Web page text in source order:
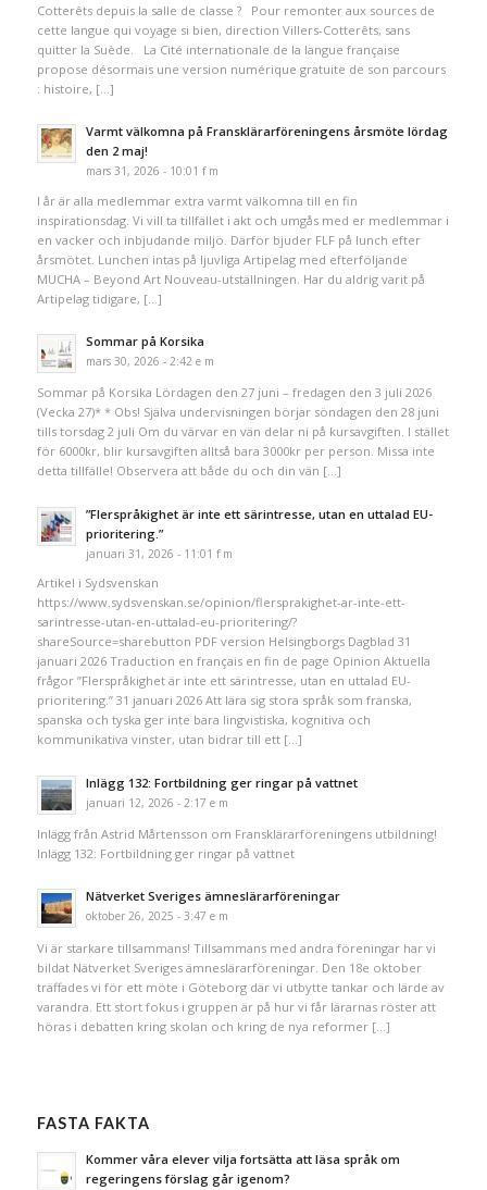
Cotterêts depuis la salle de classe ? Pour remonter aux sources de
cette langue qui voyage si bien, direction Villers-Cotterêts, sans
quitter la Suède. La Cité internationale de la langue française
propose désormais une version numérique gratuite de son parcours
: histoire, […]
Varmt välkomna på Fransklärarföreningens årsmöte lördag
den 2 maj!
mars 31, 2026 - 10:01 f m
I år är alla medlemmar extra varmt välkomna till en fin
inspirationsdag. Vi vill ta tillfället i akt och umgås med er medlemmar i
en vacker och inbjudande miljö. Därför bjuder FLF på lunch efter
årsmötet. Lunchen intas på ljuvliga Artipelag med efterföljande
MUCHA – Beyond Art Nouveau-utställningen. Har du aldrig varit på
Artipelag tidigare, […]
Sommar på Korsika
mars 30, 2026 - 2:42 e m
Sommar på Korsika Lördagen den 27 juni – fredagen den 3 juli 2026
(Vecka 27)* * Obs! Själva undervisningen börjar söndagen den 28 juni
tills torsdag 2 juli Om du värvar en vän delar ni på kursavgiften. I stället
för 6000kr, blir kursavgiften alltså bara 3000kr per person. Missa inte
detta tillfälle! Observera att både du och din vän […]
”Flerspråkighet är inte ett särintresse, utan en uttalad EU-
prioritering.”
januari 31, 2026 - 11:01 f m
Artikel i Sydsvenskan
https://www.sydsvenskan.se/opinion/flersprakighet-ar-inte-ett-
sarintresse-utan-en-uttalad-eu-prioritering/?
shareSource=sharebutton PDF version Helsingborgs Dagblad 31
januari 2026 Traduction en français en fin de page Opinion Aktuella
frågor ”Flerspråkighet är inte ett särintresse, utan en uttalad EU-
prioritering.” 31 januari 2026 Att lära sig stora språk som franska,
spanska och tyska ger inte bara lingvistiska, kognitiva och
kommunikativa vinster, utan bidrar till ett […]
Inlägg 132: Fortbildning ger ringar på vattnet
januari 12, 2026 - 2:17 e m
Inlägg från Astrid Mårtensson om Fransklärarföreningens utbildning!
Inlägg 132: Fortbildning ger ringar på vattnet
Nätverket Sveriges ämneslärarföreningar
oktober 26, 2025 - 3:47 e m
Vi är starkare tillsammans! Tillsammans med andra föreningar har vi
bildat Nätverket Sveriges ämneslärarföreningar. Den 18e oktober
träffades vi för ett möte i Göteborg där vi utbytte tankar och lärde av
varandra. Ett stort fokus i gruppen är på hur vi får lärarnas röster att
höras i debatten kring skolan och kring de nya reformer […]
FASTA FAKTA
Kommer våra elever vilja fortsätta att läsa språk om
regeringens förslag går igenom?